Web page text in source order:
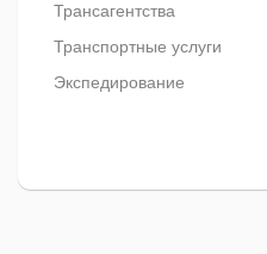
Трансагентства
Транспортные услуги
Экспедирование